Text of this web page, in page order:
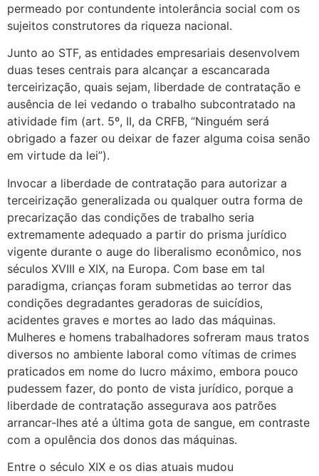
permeado por contundente intolerância social com os
sujeitos construtores da riqueza nacional.
Junto ao STF, as entidades empresariais desenvolvem
duas teses centrais para alcançar a escancarada
terceirização, quais sejam, liberdade de contratação e
ausência de lei vedando o trabalho subcontratado na
atividade fim (art. 5º, II, da CRFB, “Ninguém será
obrigado a fazer ou deixar de fazer alguma coisa senão
em virtude da lei”).
Invocar a liberdade de contratação para autorizar a
terceirização generalizada ou qualquer outra forma de
precarização das condições de trabalho seria
extremamente adequado a partir do prisma jurídico
vigente durante o auge do liberalismo econômico, nos
séculos XVIII e XIX, na Europa. Com base em tal
paradigma, crianças foram submetidas ao terror das
condições degradantes geradoras de suicídios,
acidentes graves e mortes ao lado das máquinas.
Mulheres e homens trabalhadores sofreram maus tratos
diversos no ambiente laboral como vítimas de crimes
praticados em nome do lucro máximo, embora pouco
pudessem fazer, do ponto de vista jurídico, porque a
liberdade de contratação assegurava aos patrões
arrancar-lhes até a última gota de sangue, em contraste
com a opulência dos donos das máquinas.
Entre o século XIX e os dias atuais mudou